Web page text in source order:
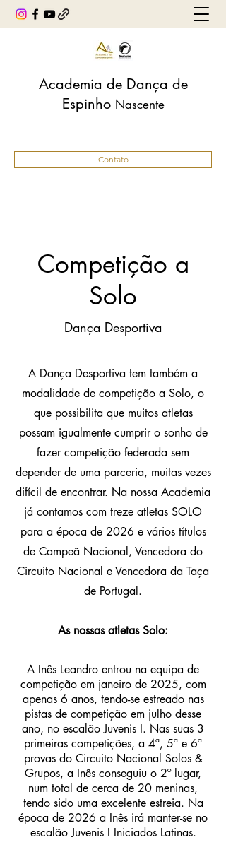
Academia de Dança de
Espinho Nascente
Contato
Competição a
Solo
Dança Desportiva
A Dança Desportiva tem também a
modalidade de competição a Solo, o
que possibilita que muitos atletas
possam igualmente cumprir o sonho de
fazer competição federada sem
depender de uma parceria, muitas vezes
difícil de encontrar. Na nossa Academia
já contamos com treze atletas SOLO
para a época de 2026 e vários títulos
de Campeã Nacional, Vencedora do
Circuito Nacional e Vencedora da Taça
de Portugal.
As nossas atletas Solo:
A Inês Leandro entrou na equipa de
competição em janeiro de 2025, com
apenas 6 anos, tendo-se estreado nas
pistas de competição em julho desse
ano, no escalão Juvenis I. Nas suas 3
primeiras competições, a 4ª, 5ª e 6ª
provas do Circuito Nacional Solos &
Grupos, a Inês conseguiu o 2º lugar,
num total de cerca de 20 meninas,
tendo sido uma excelente estreia. Na
época de 2026 a Inês irá manter-se no
escalão Juvenis I Iniciados Latinas.